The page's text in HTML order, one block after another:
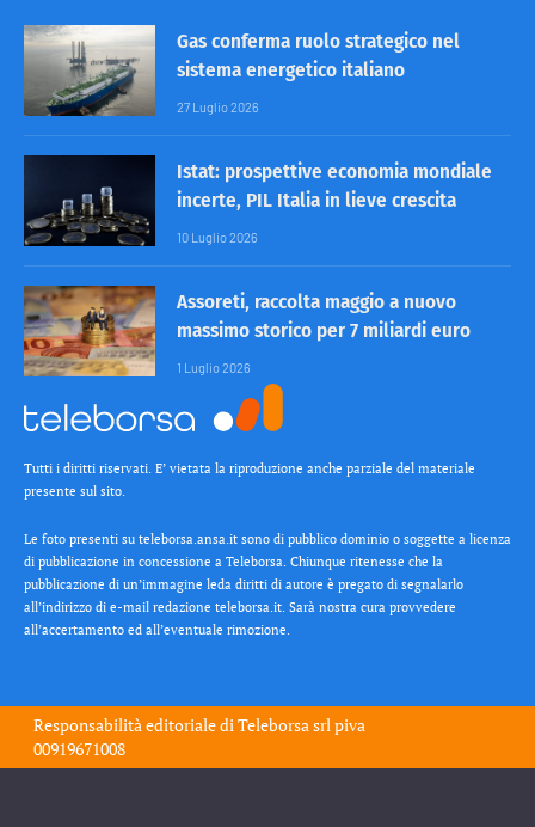
Gas conferma ruolo strategico nel
sistema energetico italiano
27 Luglio 2026
Istat: prospettive economia mondiale
incerte, PIL Italia in lieve crescita
10 Luglio 2026
Assoreti, raccolta maggio a nuovo
massimo storico per 7 miliardi euro
1 Luglio 2026
Tutti i diritti riservati. E’ vietata la riproduzione anche parziale del materiale
presente sul sito.
Le foto presenti su teleborsa.ansa.it sono di pubblico dominio o soggette a licenza
di pubblicazione in concessione a Teleborsa. Chiunque ritenesse che la
pubblicazione di un’immagine leda diritti di autore è pregato di segnalarlo
all’indirizzo di e-mail redazione teleborsa.it. Sarà nostra cura provvedere
all’accertamento ed all’eventuale rimozione.
Responsabilità editoriale diTeleborsa srlpiva
00919671008